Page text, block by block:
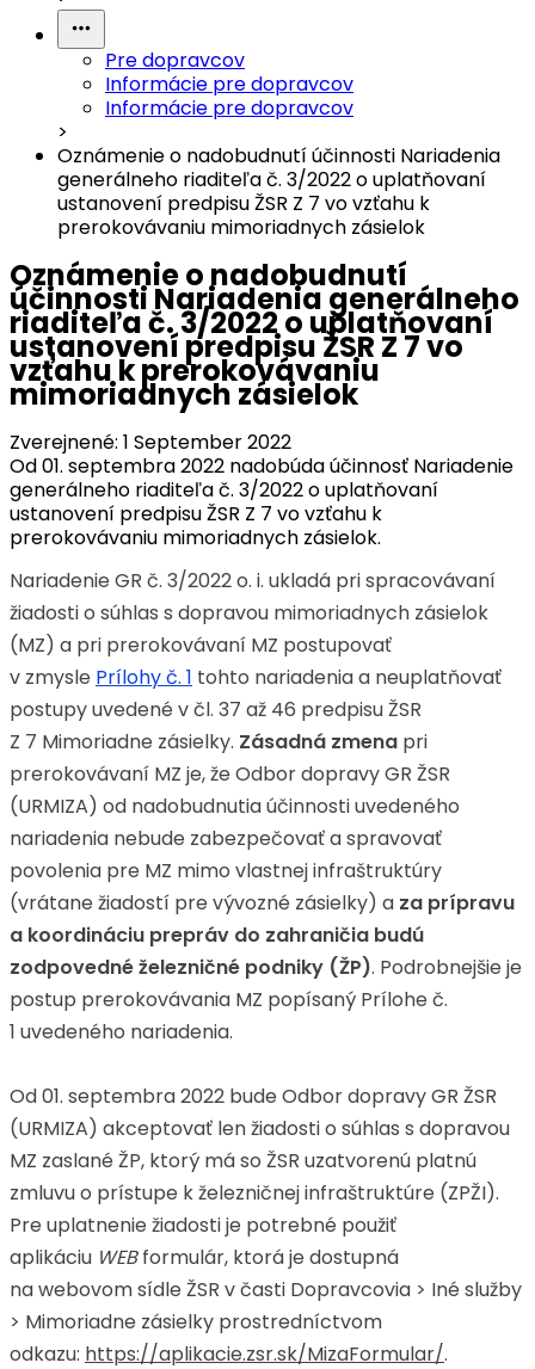
Pre dopravcov
Informácie pre dopravcov
Informácie pre dopravcov
>
Oznámenie o nadobudnutí účinnosti Nariadenia
generálneho riaditeľa č. 3/2022 o uplatňovaní
ustanovení predpisu ŽSR Z 7 vo vzťahu k
prerokovávaniu mimoriadnych zásielok
Oznámenie o nadobudnutí
účinnosti Nariadenia generálneho
riaditeľa č. 3/2022 o uplatňovaní
ustanovení predpisu ŽSR Z 7 vo
vzťahu k prerokovávaniu
mimoriadnych zásielok
Zverejnené: 1 September 2022
Od 01. septembra 2022 nadobúda účinnosť Nariadenie
generálneho riaditeľa č. 3/2022 o uplatňovaní
ustanovení predpisu ŽSR Z 7 vo vzťahu k
prerokovávaniu mimoriadnych zásielok.
Nariadenie GR č. 3/2022 o. i. ukladá pri spracovávaní
žiadosti o súhlas s dopravou mimoriadnych zásielok
(MZ) a pri prerokovávaní MZ postupovať
v zmysle Prílohy č. 1 tohto nariadenia a neuplatňovať
postupy uvedené v čl. 37 až 46 predpisu ŽSR
Z 7 Mimoriadne zásielky. Zásadná zmena pri
prerokovávaní MZ je, že Odbor dopravy GR ŽSR
(URMIZA) od nadobudnutia účinnosti uvedeného
nariadenia nebude zabezpečovať a spravovať
povolenia pre MZ mimo vlastnej infraštruktúry
(vrátane žiadostí pre vývozné zásielky) a za prípravu
a koordináciu prepráv do zahraničia budú
zodpovedné železničné podniky (ŽP). Podrobnejšie je
postup prerokovávania MZ popísaný Prílohe č.
1 uvedeného nariadenia.
Od 01. septembra 2022 bude Odbor dopravy GR ŽSR
(URMIZA) akceptovať len žiadosti o súhlas s dopravou
MZ zaslané ŽP, ktorý má so ŽSR uzatvorenú platnú
zmluvu o prístupe k železničnej infraštruktúre (ZPŽI).
Pre uplatnenie žiadosti je potrebné použiť
aplikáciu WEBformulár, ktorá je dostupná
na webovom sídle ŽSR v časti Dopravcovia > Iné služby
> Mimoriadne zásielky prostredníctvom
odkazu: https://aplikacie.zsr.sk/MizaFormular/.